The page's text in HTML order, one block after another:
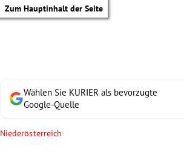
Zum Hauptinhalt der Seite
Wählen Sie KURIER als bevorzugte
Google-Quelle
Niederösterreich